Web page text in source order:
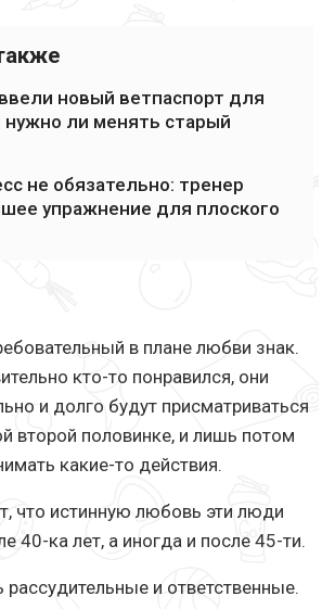
новый ветпаспорт для
ли менять старый
не обязательно: тренер
упражнение для плоского
в плане любви знак.
кто-то понравился, они
и долго будут присматриваться
второй половинке, и лишь потом
какие-то действия.
что истинную любовь эти люди
40-ка лет, а иногда и после 45-ти.
и ответственные.